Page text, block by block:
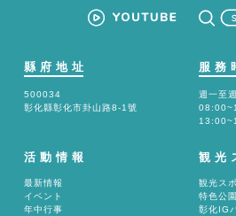
縣府地址
500034
彰化縣彰化市卦山路8-1號
服務
週一至
活動情報
最新情報
イベント
年中行事
観光
観光ス
特色公園
彰化IG